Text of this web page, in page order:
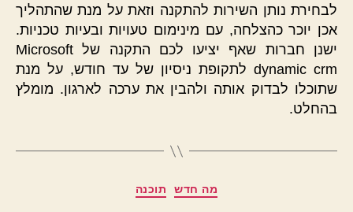
לבחירת נותן השירות להתקנה וזאת על מנת שהתהליך
אכן יוכר כהצלחה, עם מינימום טעויות ובעיות טכניות.
ישנן חברות שאף יציעו לכם התקנה של Microsoft
dynamic crm לתקופת ניסיון של עד חודש, על מנת
שתוכלו לבדוק אותה ולהבין את ערכה לארגון. מומלץ
בהחלט.
קטגוריותמה חדש תוכנה